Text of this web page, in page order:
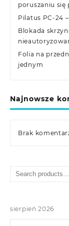
poruszaniu się
Pilatus PC-24
Blokada
Folia na
jednym
Najnowsze
Brak
Search
sierpień 2026